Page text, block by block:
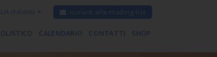
iscriviti alla mailing list
(italiano)
CALENDARIO CONTATTI SHOP